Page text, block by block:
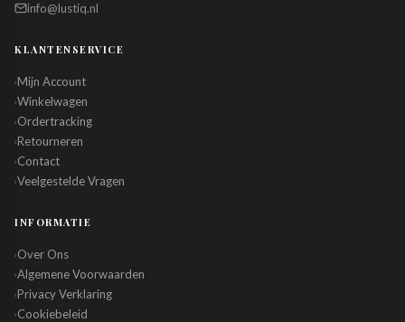
info@lustiq.nl
KLANTENSERVICE
›Mijn Account
›Winkelwagen
›Ordertracking
›Retourneren
›Contact
›Veelgestelde Vragen
INFORMATIE
›Over Ons
›Algemene Voorwaarden
›Privacy Verklaring
›Cookiebeleid